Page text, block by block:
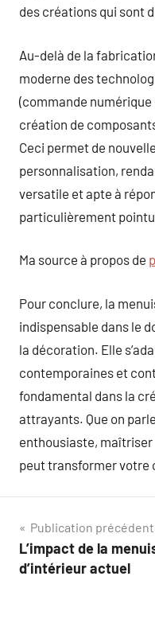
des créations qui sont
Au-delà de la
moderne des
(commande
création de
Ceci permet de
personnalisation,
versatile et apte à
particulièrement
Ma source à propos de
Pour conclure, la
indispensable dans le
la décoration. Elle
contemporaines et
fondamental dans la
attrayants. Que on
enthousiaste,
peut transformer votre
Navigation
de
Publication
L’impact de la
d’intérieur actuel